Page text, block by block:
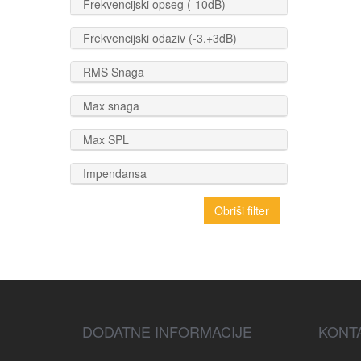
Frekvencijski opseg (-10dB)
Frekvencijski odaziv (-3,+3dB)
RMS Snaga
Max snaga
Max SPL
Impendansa
Obriši filter
DODATNE INFORMACIJE